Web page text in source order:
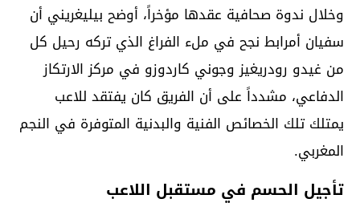
وخلال ندوة صحافية عقدها مؤخراً، أوضح بيليغريني أن
سفيان أمرابط نجح في ملء الفراغ الذي تركه رحيل كل
من غيدو رودريغيز وجوني كاردوزو في مركز الارتكاز
الدفاعي، مشدداً على أن الفريق كان يفتقد للاعب
يمتلك تلك الخصائص الفنية والبدنية المتوفرة في النجم
المغربي.
تأجيل الحسم في مستقبل اللاعب